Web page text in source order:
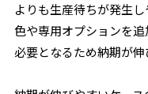
よりも生産待ちが発生
色や専用オプションを
必要となるため納期が伸